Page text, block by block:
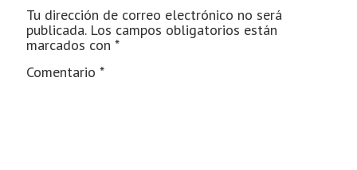
Tu dirección de correo electrónico no será
publicada. Los campos obligatorios están
marcados con *
Comentario *